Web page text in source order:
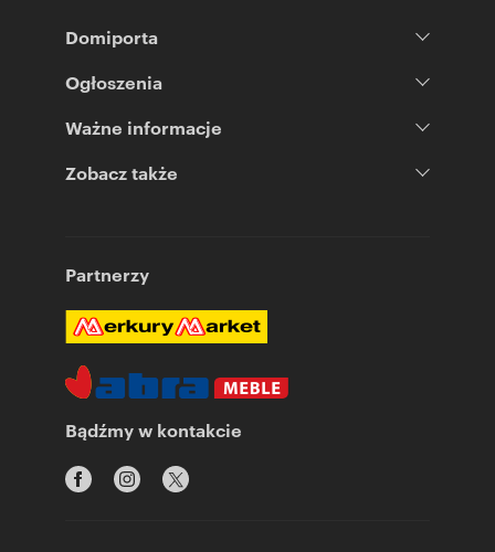
Domiporta
Ogłoszenia
Ważne informacje
Zobacz także
Partnerzy
Bądźmy w kontakcie